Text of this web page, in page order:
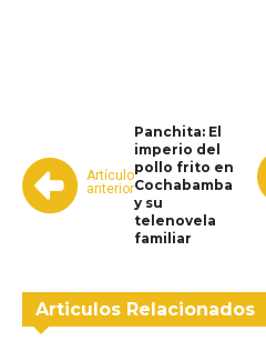
Artículo
anterior
Panchita: El
imperio del
pollo frito en
Cochabamba
y su
telenovela
familiar
Articulos Relacionados